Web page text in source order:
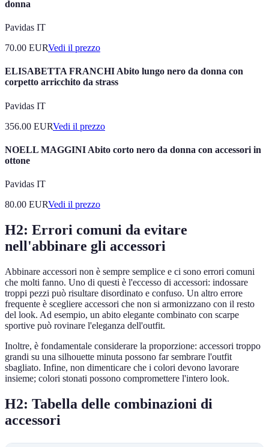
donna
Pavidas IT
70.00 EURVedi il prezzo
ELISABETTA FRANCHI Abito lungo nero da donna con
corpetto arricchito da strass
Pavidas IT
356.00 EURVedi il prezzo
NOELL MAGGINI Abito corto nero da donna con accessori in
ottone
Pavidas IT
80.00 EURVedi il prezzo
H2: Errori comuni da evitare
nell'abbinare gli accessori
Abbinare accessori non è sempre semplice e ci sono errori comuni
che molti fanno. Uno di questi è l'eccesso di accessori: indossare
troppi pezzi può risultare disordinato e confuso. Un altro errore
frequente è scegliere accessori che non si armonizzano con il resto
del look. Ad esempio, un abito elegante combinato con scarpe
sportive può rovinare l'eleganza dell'outfit.
Inoltre, è fondamentale considerare la proporzione: accessori troppo
grandi su una silhouette minuta possono far sembrare l'outfit
sbagliato. Infine, non dimenticare che i colori devono lavorare
insieme; colori stonati possono compromettere l'intero look.
H2: Tabella delle combinazioni di
accessori